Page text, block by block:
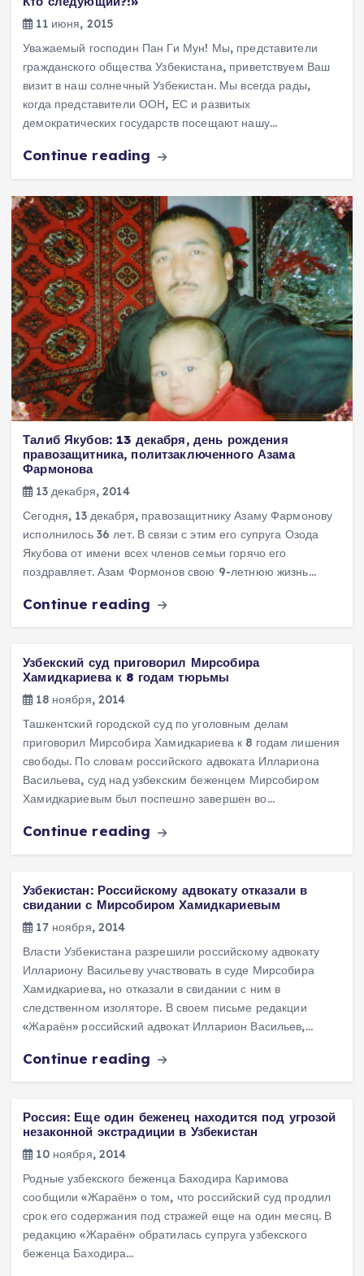
11 июня, 2015
Уважаемый господин Пан Ги Мун! Мы, представители
гражданского общества Узбекистана, приветствуем Ваш
визит в наш солнечный Узбекистан. Мы всегда рады,
когда представители ООН, ЕС и развитых
демократических государств посещают нашу…
Continue reading
Талиб Якубов: 13 декабря, день рождения
правозащитника, политзаключенного Азама
Фармонова
13 декабря, 2014
Сегодня, 13 декабря, правозащитнику Азаму Фармонову
исполнилось 36 лет. В связи с этим его супруга Озода
Якубова от имени всех членов семьи горячо его
поздравляет. Азам Формонов свою 9-летнюю жизнь…
Continue reading
Узбекский суд приговорил Мирсобира
Хамидкариева к 8 годам тюрьмы
18 ноября, 2014
Ташкентский городской суд по уголовным делам
приговорил Мирсобира Хамидкариева к 8 годам лишения
свободы. По словам российского адвоката Иллариона
Васильева, суд над узбекским беженцем Мирсобиром
Хамидкариевым был поспешно завершен во…
Continue reading
Узбекистан: Российскому адвокату отказали в
свидании с Мирсобиром Хамидкариевым
17 ноября, 2014
Власти Узбекистана разрешили российскому адвокату
Иллариону Васильеву участвовать в суде Мирсобира
Хамидкариева, но отказали в свидании с ним в
следственном изоляторе. В своем письме редакции
«Жараён» российский адвокат Илларион Васильев,…
Continue reading
Россия: Еще один беженец находится под угрозой
незаконной экстрадиции в Узбекистан
10 ноября, 2014
Родные узбекского беженца Баходира Каримова
сообщили «Жараён» о том, что российский суд продлил
срок его содержания под стражей еще на один месяц. В
редакцию «Жараён» обратилась супруга узбекского
беженца Баходира…